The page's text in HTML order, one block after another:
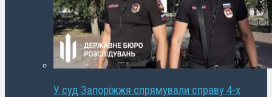
У суд Запоріжжя спрямували справу 4-х